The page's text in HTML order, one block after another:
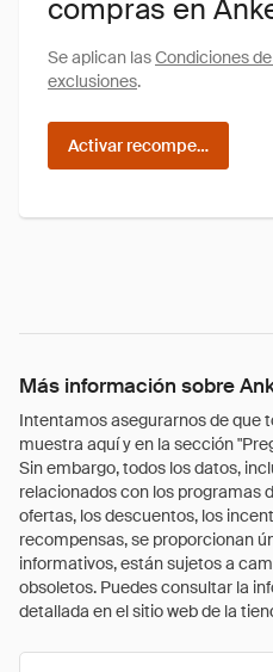
compras en
Se aplican lasCondiciones
exclusiones.
Activar recompensas
Más información sobre
Intentamos asegurarnos de que
muestra aquí y en la sección
Sin embargo, todos los datos,
relacionados con los programas
ofertas, los descuentos, los
recompensas, se proporcionan
informativos, están sujetos a
obsoletos. Puedes consultar la
detallada en el sitio web de la